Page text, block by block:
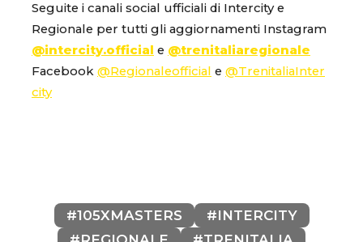
Seguite i canali social ufficiali di Intercity e
Regionale per tutti gli aggiornamenti Instagram
@intercity.official e @trenitaliaregionale
Facebook @Regionaleofficial e @TrenitaliaInter
city
#105XMASTERS
#INTERCITY